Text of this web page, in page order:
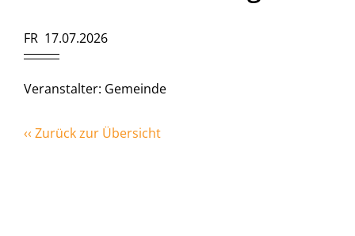
FR 17.07.2026
Veranstalter: Gemeinde
‹‹ Zurück zur Übersicht